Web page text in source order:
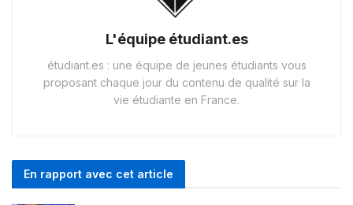
L'équipe étudiant.es
étudiant.es : une équipe de jeunes étudiants vous
proposant chaque jour du contenu de qualité sur la
vie étudiante en France.
En rapport avec cet article